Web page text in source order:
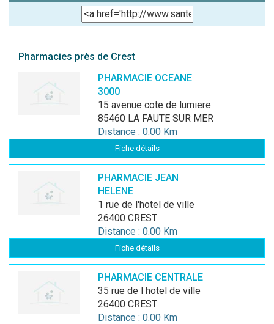
Pharmacies près de Crest
PHARMACIE OCEANE
3000
15 avenue cote de lumiere
85460 LA FAUTE SUR MER
Distance : 0.00 Km
Fiche détails
PHARMACIE JEAN
HELENE
1 rue de l'hotel de ville
26400 CREST
Distance : 0.00 Km
Fiche détails
PHARMACIE CENTRALE
35 rue de l hotel de ville
26400 CREST
Distance : 0.00 Km